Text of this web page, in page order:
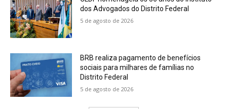
dos Advogados do Distrito Federal
5 de agosto de 2026
BRB realiza pagamento de benefícios
sociais para milhares de famílias no
Distrito Federal
5 de agosto de 2026